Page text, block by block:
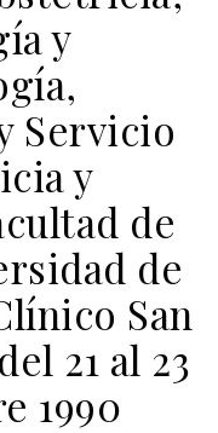
y
Servicio
y
de
de
San
21 al 23
1990